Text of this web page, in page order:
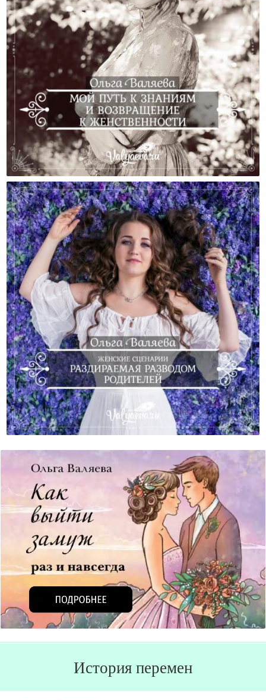
Мой Путь К Знаниям И Возвращение К
Женственности
Женские Сценарии. Раздираемая Разводом
Родителей.
История перемен